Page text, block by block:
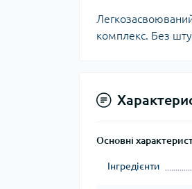
комплекс. Без
Основні
Інгредієнти